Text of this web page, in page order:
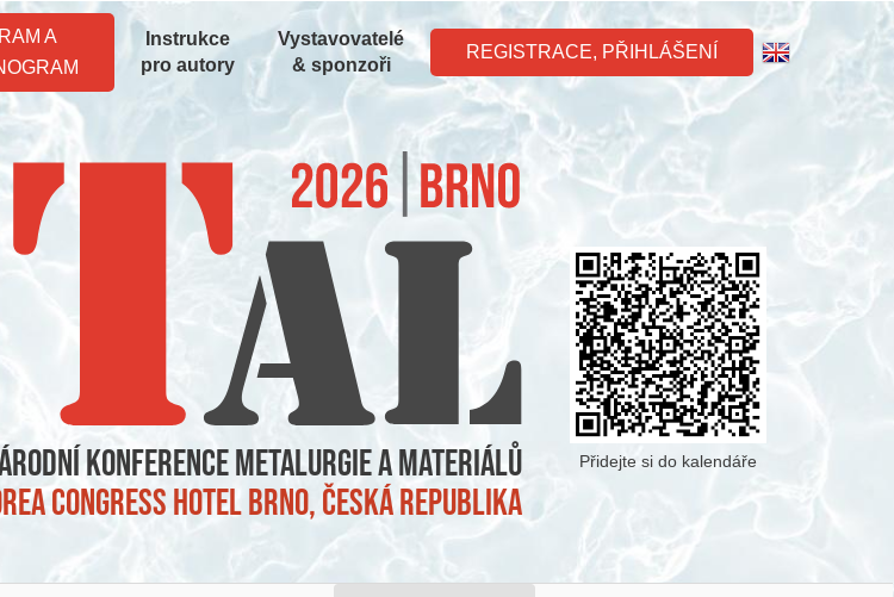
A
Instrukce
pro autory
Vystavovatelé
& sponzoři
REGISTRACE, PŘIHLÁŠENÍ
konference metalurgie a materiálů
Congress Hotel Brno, Česká republika
Přidejte si do kalendáře